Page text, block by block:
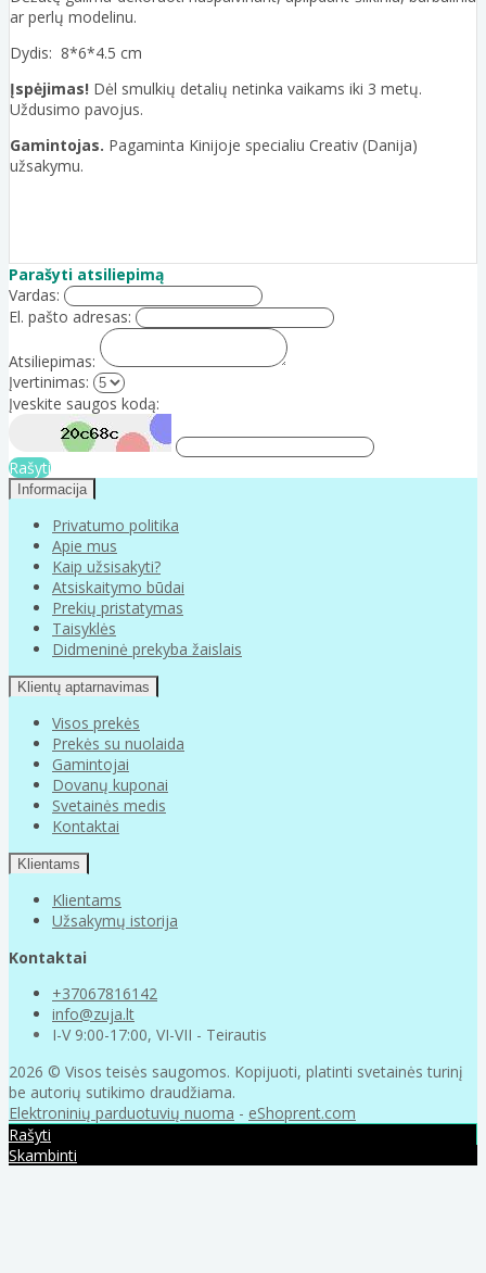
ar perlų modelinu.
Dydis: 8*6*4.5 cm
Įspėjimas! Dėl smulkių detalių netinka vaikams iki 3 metų.
Uždusimo pavojus.
Gamintojas. Pagaminta Kinijoje specialiu Creativ (Danija)
užsakymu.
Parašyti atsiliepimą
Vardas:
El. pašto adresas:
Atsiliepimas:
Įvertinimas:
Įveskite saugos kodą:
Rašyti
Informacija
Privatumo politika
Apie mus
Kaip užsisakyti?
Atsiskaitymo būdai
Prekių pristatymas
Taisyklės
Didmeninė prekyba žaislais
Klientų aptarnavimas
Visos prekės
Prekės su nuolaida
Gamintojai
Dovanų kuponai
Svetainės medis
Kontaktai
Klientams
Klientams
Užsakymų istorija
Kontaktai
+37067816142
info@zuja.lt
I-V 9:00-17:00, VI-VII - Teirautis
2026 © Visos teisės saugomos. Kopijuoti, platinti svetainės turinį
be autorių sutikimo draudžiama.
Elektroninių parduotuvių nuoma - eShoprent.com
Rašyti
Skambinti